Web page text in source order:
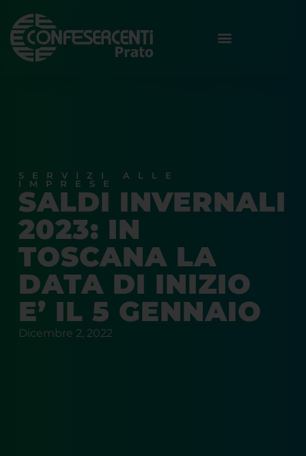
SERVIZI ALLE
IMPRESE
SALDI INVERNALI
2023: IN
TOSCANA LA
DATA DI INIZIO
E’ IL 5 GENNAIO
Dicembre 2, 2022